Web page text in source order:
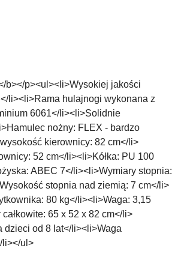
b></p><ul><li>Wysokiej jakości
li><li>Rama hulajnogi wykonana z
6061</li><li>Solidnie
nożny: FLEX - bardzo
kierownicy: 82 cm</li>
52 cm</li><li>Kółka: PU 100
ABEC 7</li><li>Wymiary stopnia:
stopnia nad ziemią: 7 cm</li>
80 kg</li><li>Waga: 3,15
65 x 52 x 82 cm</li>
dzieci od 8 lat</li><li>Waga
li></ul>